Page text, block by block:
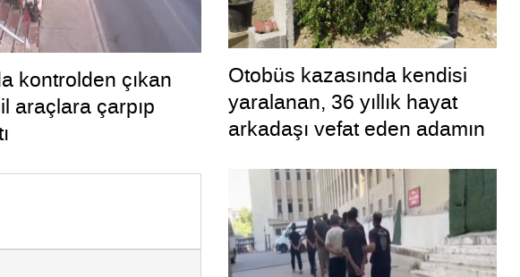
kontrolden çıkan
araçlara çarpıp
Otobüs kazasında kendisi
yaralanan, 36 yıllık hayat
arkadaşı vefat eden adamın
defalarca uyardığı ortaya
çıktı